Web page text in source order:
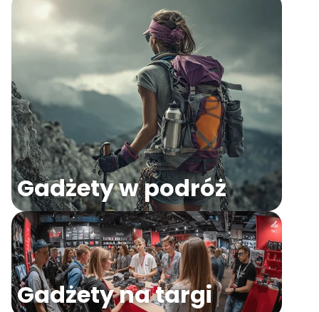
Gadżety w podróż
Gadżety na targi